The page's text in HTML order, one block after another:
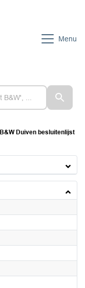
Menu
B&W Duiven besluitenlijst